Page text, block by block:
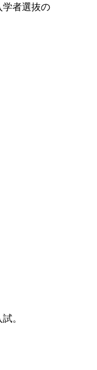
学者選抜の
。